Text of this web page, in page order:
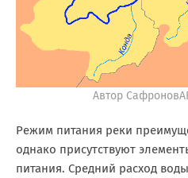
Автор
Режим питания реки
однако присутствуют
питания. Средний расход